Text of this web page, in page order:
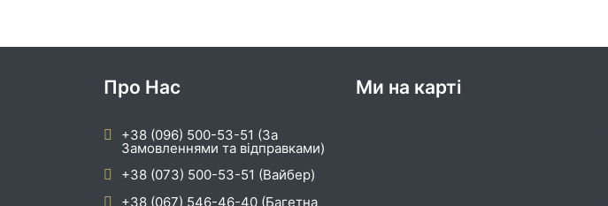
Про Нас
+38 (096) 500-53-51 (За
Замовленнями та відправками)
+38 (073) 500-53-51 (Вайбер)
+38 (067) 546-46-40 (Багетна
Ми на карті